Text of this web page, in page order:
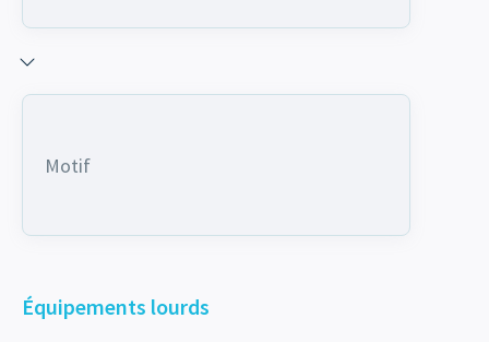
Motif
Équipements lourds